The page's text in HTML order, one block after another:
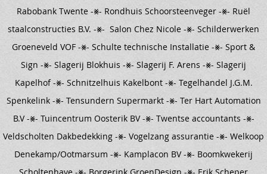
Rabobank Twente -⨳- Rondhuis Schoorsteenveger -⨳- Ruël
staalconstructies B.V. -⨳- Salon Chez Nicole -⨳- Schilderwerken
Groeneveld VOF -⨳- Schulte technische Installatie -⨳- Sport &
Sign -⨳- Slagerij Blokhuis -⨳- Slagerij F. Arens -⨳- Slagerij
Kapelhof -⨳- Schnitzelhuis Kakelbont -⨳- Tegelhandel J.G.M.
Spenkelink -⨳- Tensundern Supermarkt -⨳- Ter Hart Automation
B.V -⨳- Tuincentrum Oosterik BV -⨳- Twentse accountants -⨳-
Veldscholten Dakbedekking -⨳- Vogelzang assurantie -⨳- Welkoop
Denekamp/Ootmarsum -⨳- Kamplacon BV -⨳- Boomkwekerij